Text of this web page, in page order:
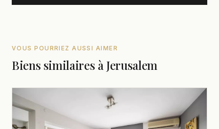
VOUS POURRIEZ AUSSI AIMER
Biens similaires à Jerusalem